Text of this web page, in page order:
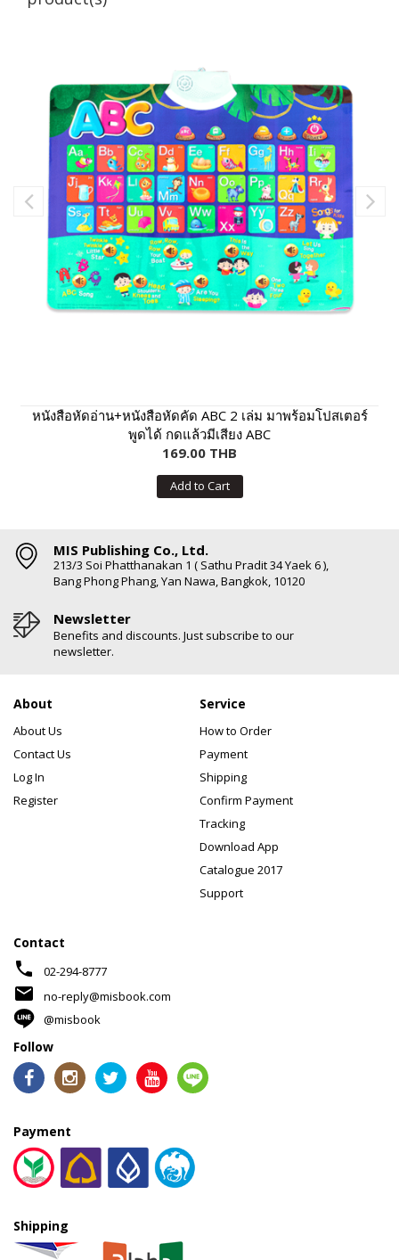
หนังสือหัดอ่าน+หนังสือหัดคัด ABC 2 เล่ม มาพร้อมโปสเตอร์
พูดได้ กดแล้วมีเสียง ABC
169.00 THB
Add to Cart
MIS Publishing Co., Ltd.
213/3 Soi Phatthanakan 1 ( Sathu Pradit 34 Yaek 6 ),
Bang Phong Phang, Yan Nawa, Bangkok, 10120
Newsletter
Benefits and discounts. Just subscribe to our
newsletter.
About
About Us
Contact Us
Log In
Register
Service
How to Order
Payment
Shipping
Confirm Payment
Tracking
Download App
Catalogue 2017
Support
Contact
phone 02-294-8777
mail
no-reply@misbook.com
@misbook
Follow
Payment
Shipping